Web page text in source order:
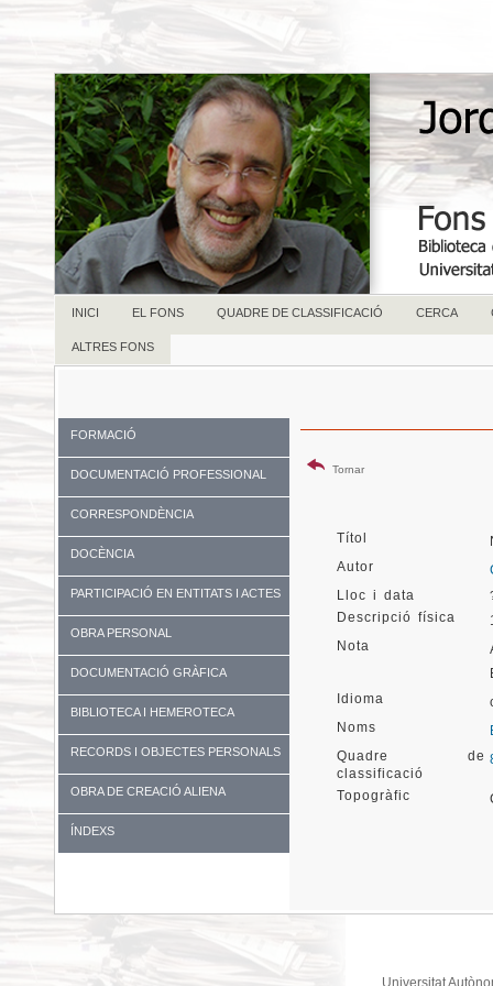
INICI EL FONS QUADRE DE CLASSIFICACIÓ CERCA
ALTRES FONS
FORMACIÓ
DOCUMENTACIÓ PROFESSIONAL
CORRESPONDÈNCIA
DOCÈNCIA
PARTICIPACIÓ EN ENTITATS I ACTES
DIVERSOS
OBRA PERSONAL
DOCUMENTACIÓ GRÀFICA
BIBLIOTECA I HEMEROTECA
RECORDS I OBJECTES PERSONALS
OBRA DE CREACIÓ ALIENA
ÍNDEXS
Tornar
Títol
Autor
Lloc i data
Descripció física
Nota
Idioma
Noms
Quadre de
classificació
Topogràfic
Universitat